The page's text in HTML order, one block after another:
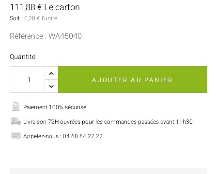
111,88 € Le carton
Soit : 0,28 € l'unité
Référence : WA45040
Quantité
AJOUTER AU PANIER
Paiement 100% sécurisé
Livraison 72H ouvrées pour les commandes passées avant 11h30
Appelez-nous : 04 68 64 22 22